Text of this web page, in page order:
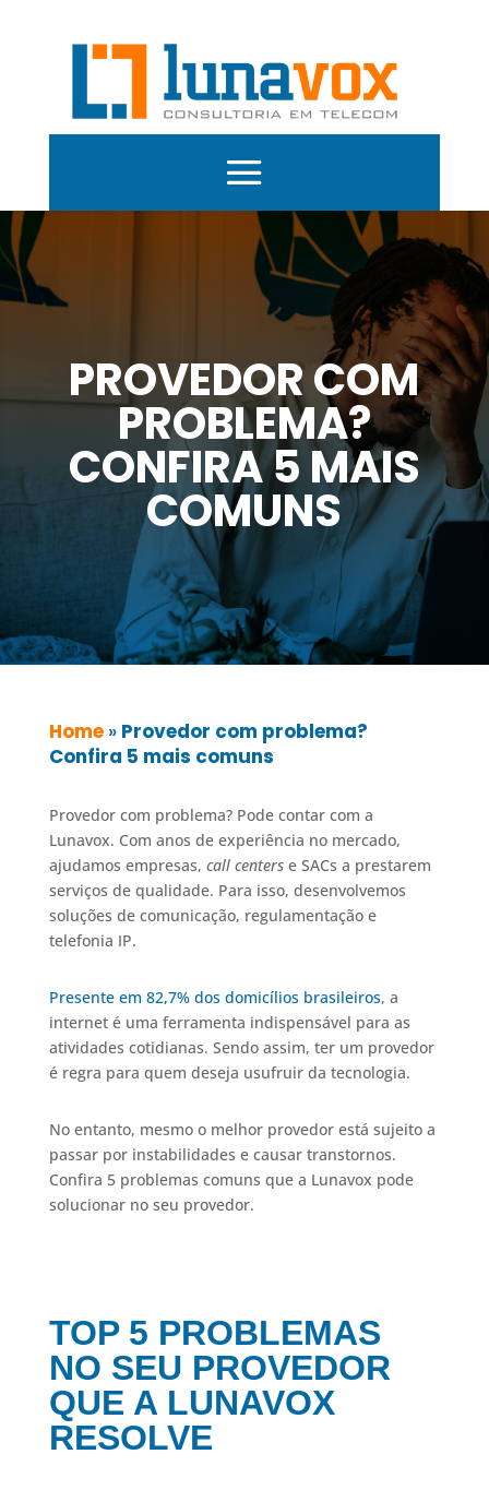
PROVEDOR COM
PROBLEMA?
CONFIRA 5 MAIS
COMUNS
Home» Provedor com problema?
Confira 5 mais comuns
Provedor com problema? Pode contar com a
Lunavox. Com anos de experiência no mercado,
ajudamos empresas, call centerse SACs a prestarem
serviços de qualidade. Para isso, desenvolvemos
soluções de comunicação, regulamentação e
telefonia IP.
Presente em 82,7% dos domicílios brasileiros, a
internet é uma ferramenta indispensável para as
atividades cotidianas. Sendo assim, ter um provedor
é regra para quem deseja usufruir da tecnologia.
No entanto, mesmo o melhor provedor está sujeito a
passar por instabilidades e causar transtornos.
Confira 5 problemas comuns que a Lunavox pode
solucionar no seu provedor.
TOP 5 PROBLEMAS
NO SEU PROVEDOR
QUE A LUNAVOX
RESOLVE